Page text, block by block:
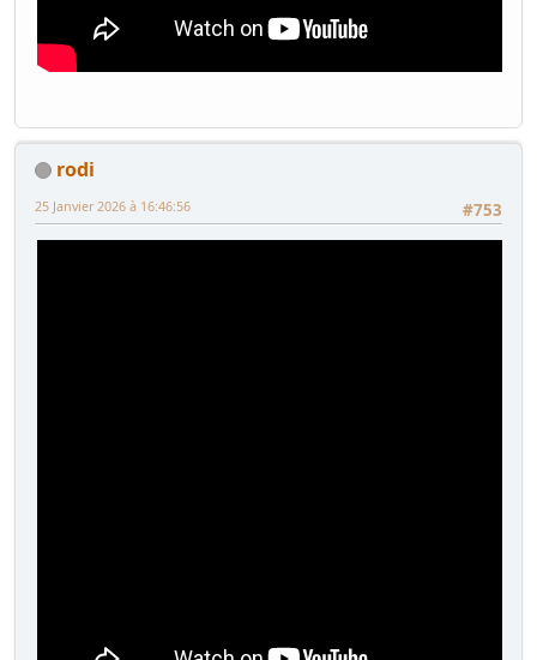
rodi
#753
25 Janvier 2026 à 16:46:56